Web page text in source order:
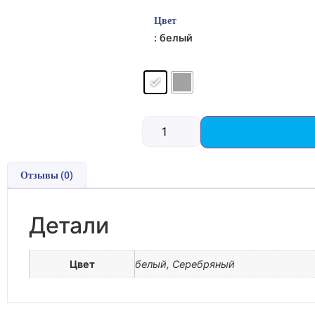
Цвет
: белый
Отзывы (0)
Детали
Цвет белый, Серебряный